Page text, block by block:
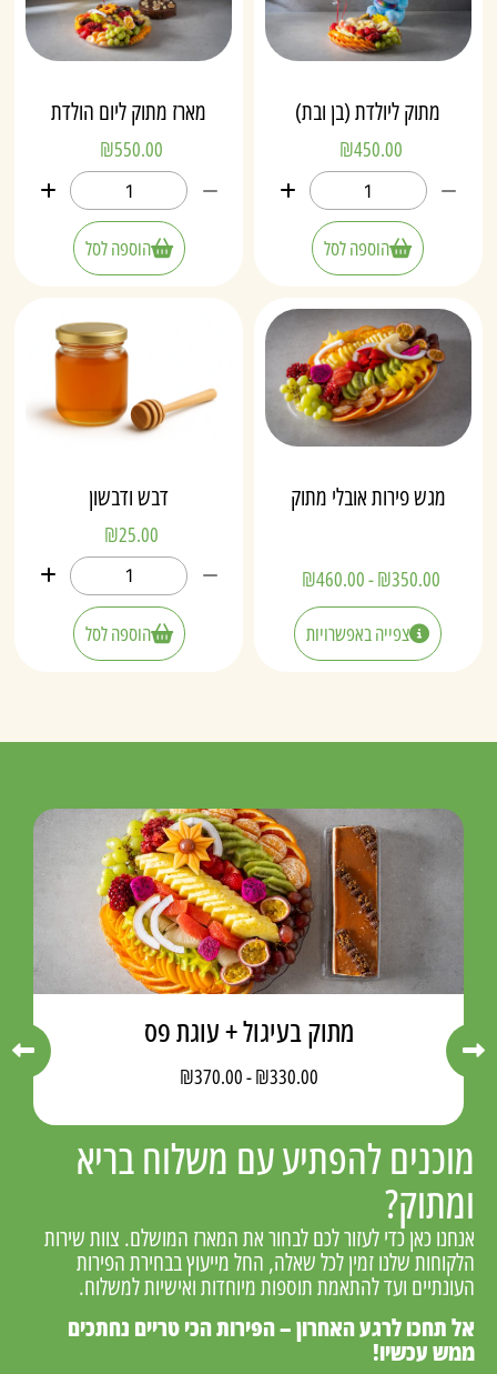
מתוק ליולדת (בן ובת)
₪450.00
הוספה לסל
מארז מתוק ליום הולדת
₪550.00
הוספה לסל
מגש פירות אובלי מתוק
₪350.00
-
₪460.00
צפייה באפשרויות
דבש ודבשון
₪25.00
הוספה לסל
מוכנים להפתיע עם משלוח בריא
ומתוק?
אנחנו כאן כדי לעזור לכם לבחור את המארז המושלם. צוות שירות
הלקוחות שלנו זמין לכל שאלה, החל מייעוץ בבחירת הפירות
העונתיים ועד להתאמת תוספות מיוחדות ואישיות למשלוח.
אל תחכו לרגע האחרון – הפירות הכי טריים נחתכים
ממש עכשיו!
מתוק בעיגול + עוגת פס
₪330.00
-
₪370.00